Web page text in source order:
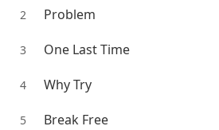
2 Problem
3 One Last Time
4 Why Try
5 Break Free